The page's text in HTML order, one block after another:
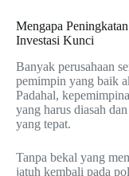
Mengapa
Investasi Kunci
Banyak perusahaan
pemimpin yang baik
Padahal,
yang harus diasah
yang tepat.
Tanpa bekal yang
jatuh kembali pada